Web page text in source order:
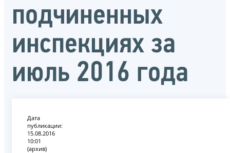
подчиненных
инспекциях за
июль 2016 года
Дата
публикации:
15.08.2016
10:01
(архив)